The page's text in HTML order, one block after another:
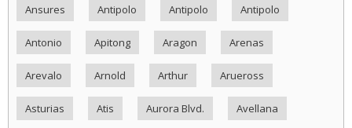
Ansures Antipolo Antipolo Antipolo
Antonio Apitong Aragon Arenas
Arevalo Arnold Arthur Arueross
Asturias Atis Aurora Blvd. Avellana